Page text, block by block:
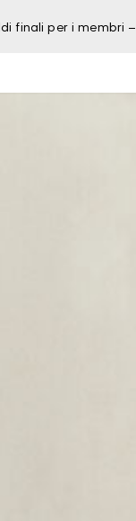
finali per i membri –